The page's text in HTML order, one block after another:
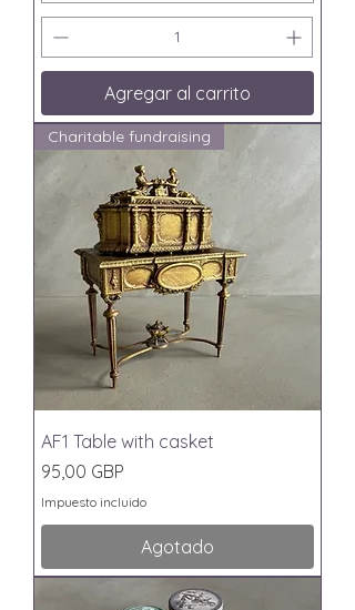
Agregar al carrito
Charitable fundraising
AF1 Table with casket
Precio
95,00 GBP
Impuesto incluido
Agotado